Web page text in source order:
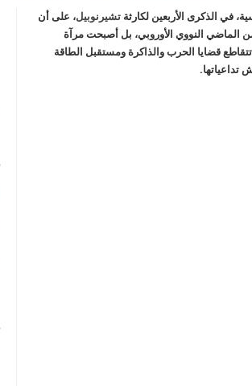
عامًا
بين
ذاكرة
النووي
والحرب
في الذكرى الأربعين لكارثة تشيرنوبيل، على أن
الماضي النووي الأوروبي، بل أصبحت مرآة
قضايا الحرب والذاكرة ومستقبل الطاقة
تداعياتها.